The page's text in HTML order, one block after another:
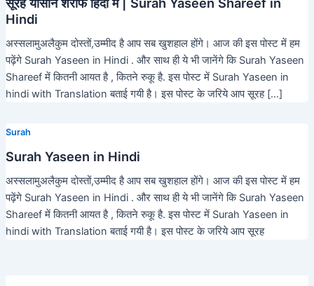
सूरह यासीन शरीफ हिंदी में | Surah Yaseen Shareef in
Hindi
अस्सलामुअलैकुम दोस्तों,उम्मीद है आप सब खुशहाल होंगे। आज की इस पोस्ट में हम
पढ़ेंगे Surah Yaseen in Hindi . और साथ ही ये भी जानेंगे कि Surah Yaseen
Shareef में कितनी आयत है , कितने रुकू है. इस पोस्ट में Surah Yaseen in
hindi with Translation बताई गयी है। इस पोस्ट के जरिये आप सूरह […]
Surah
Surah Yaseen in Hindi
अस्सलामुअलैकुम दोस्तों,उम्मीद है आप सब खुशहाल होंगे। आज की इस पोस्ट में हम
पढ़ेंगे Surah Yaseen in Hindi . और साथ ही ये भी जानेंगे कि Surah Yaseen
Shareef में कितनी आयत है , कितने रुकू है. इस पोस्ट में Surah Yaseen in
hindi with Translation बताई गयी है। इस पोस्ट के जरिये आप सूरह